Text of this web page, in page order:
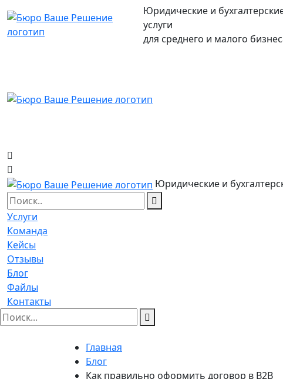
Юридические и
услуги
для среднего и малого
Юридические и
Услуги
Команда
Кейсы
Отзывы
Блог
Файлы
Контакты
Главная
Блог
Как правильно оформить договор в B2B